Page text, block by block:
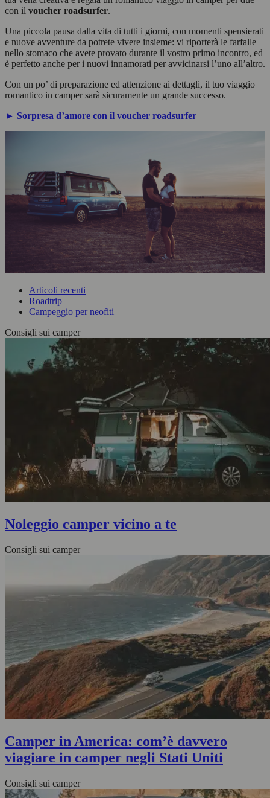
con il voucher roadsurfer.
Una piccola pausa dalla vita di tutti i giorni, con momenti spensierati
e nuove avventure da potrete vivere insieme: vi riporterà le farfalle
nello stomaco che avete provato durante il vostro primo incontro, ed
è perfetto anche per i nuovi innamorati per avvicinarsi l’uno all’altro.
Con un po’ di preparazione ed attenzione ai dettagli, il tuo viaggio
romantico in camper sarà sicuramente un grande successo.
► Sorpresa d’amore con il voucher roadsurfer
Articoli recenti
Roadtrip
Campeggio per neofiti
Consigli sui camper
Noleggio camper vicino a te
Consigli sui camper
Camper in America: com’è davvero
viagiare in camper negli Stati Uniti
Consigli sui camper